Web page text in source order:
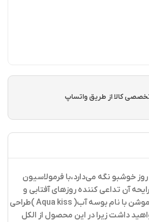
کالا از طریق واتساپ
روز خوشبو نگه می‌دارد،با فرمولاسیون
آن تداعی کننده روزهای آفتابی و
تعطیلات تابستان است.برند ترکیه ای ایموشن اقدام به تولید محصولی تحت عنوان اسپری زیر بغل بوسه آب ایموشن کرده است،این سری از اسپری ضد تعریق ایموشن با نام بوسه آب( Aqua kiss )طراحی
داشت زیرا در این محصول از الکل